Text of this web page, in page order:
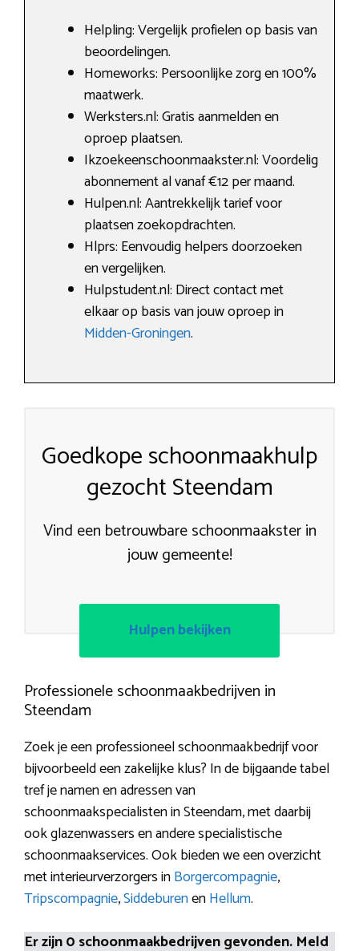
Helpling: Vergelijk profielen op basis van
beoordelingen.
Homeworks: Persoonlijke zorg en 100%
maatwerk.
Werksters.nl: Gratis aanmelden en
oproep plaatsen.
Ikzoekeenschoonmaakster.nl: Voordelig
abonnement al vanaf €12 per maand.
Hulpen.nl: Aantrekkelijk tarief voor
plaatsen zoekopdrachten.
Hlprs: Eenvoudig helpers doorzoeken
en vergelijken.
Hulpstudent.nl: Direct contact met
elkaar op basis van jouw oproep in
Midden-Groningen.
Goedkope schoonmaakhulp
gezocht Steendam
Vind een betrouwbare schoonmaakster in
jouw gemeente!
Hulpen bekijken
Professionele schoonmaakbedrijven in
Steendam
Zoek je een professioneel schoonmaakbedrijf voor
bijvoorbeeld een zakelijke klus? In de bijgaande tabel
tref je namen en adressen van
schoonmaakspecialisten in Steendam, met daarbij
ook glazenwassers en andere specialistische
schoonmaakservices. Ook bieden we een overzicht
met interieurverzorgers inBorgercompagnie,
Tripscompagnie,SiddeburenenHellum.
Er zijn 0 schoonmaakbedrijven gevonden. Meld